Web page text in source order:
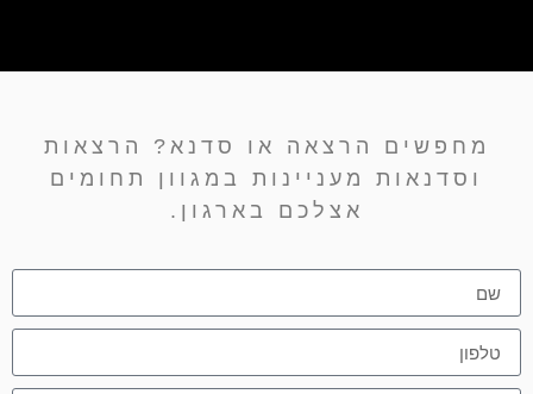
הרצאה או סדנא? הרצאות
מעניינות במגוון תחומים
אצלכם בארגון.